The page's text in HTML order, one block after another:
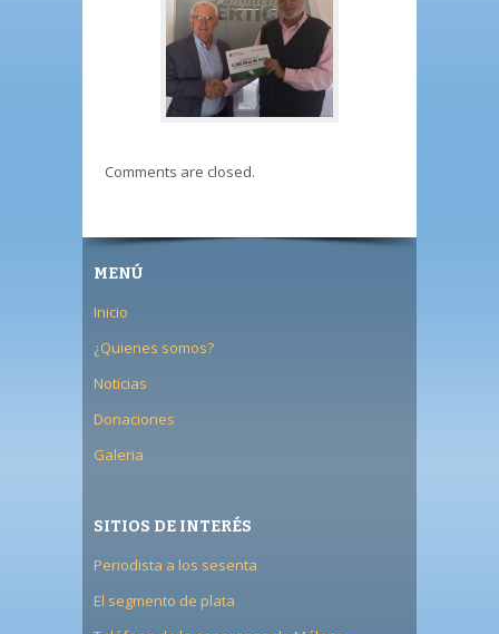
Comments are closed.
MENÚ
Inicio
¿Quienes somos?
Noticias
Donaciones
Galeria
SITIOS DE INTERÉS
Periodista a los sesenta
El segmento de plata